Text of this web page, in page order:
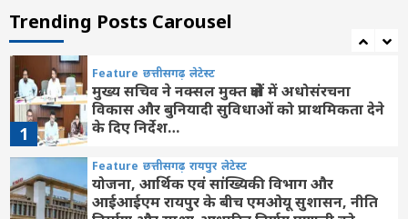
Trending Posts Carousel
7
हुआ…
1
Feature छत्तीसगढ़ लेटेस्ट
मुख्य सचिव ने नक्सल मुक्त क्षेत्रों में अधोसंरचना
विकास और बुनियादी सुविधाओं को प्राथमिकता देने
के दिए निर्देश…
Feature छत्तीसगढ़ रायपुर लेटेस्ट
योजना, आर्थिक एवं सांख्यिकी विभाग और
आईआईएम रायपुर के बीच एमओयू सुशासन, नीति